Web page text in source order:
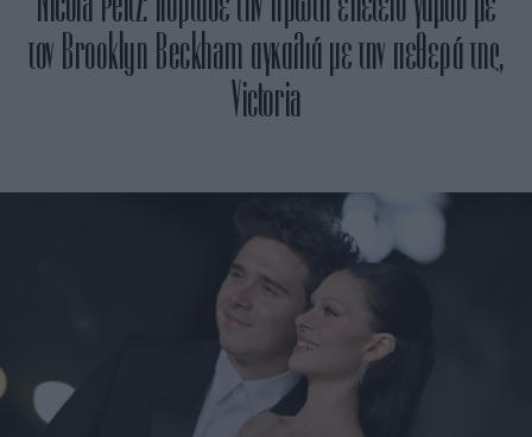
τον Brooklyn Beckham αγκαλιά με την πεθερά της,
Victoria